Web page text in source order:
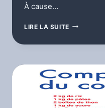
À cause…
LIRE LA SUITE SOLIDARITÉ
2020